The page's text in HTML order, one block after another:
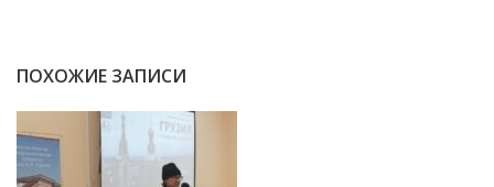
ПОХОЖИЕ ЗАПИСИ